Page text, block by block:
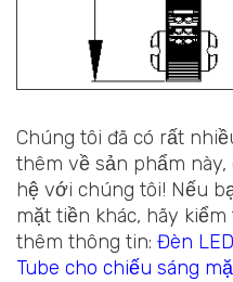
Chúng tôi đã có rất
thêm về sản phẩm
hệ với chúng tôi! Nếu
mặt tiền khác, hãy
thêm thông tin: Đèn
Tube cho chiếu sáng